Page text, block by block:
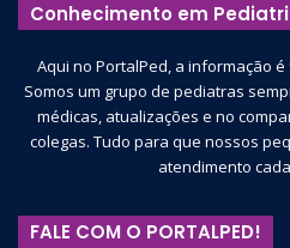
Conhecimento em
Aqui no PortalPed, a informação
Somos um grupo de pediatras
médicas, atualizações e no
colegas. Tudo para que nossos
atendimento
FALE COM O PORTALPED!